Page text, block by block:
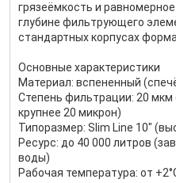
грязеёмкость и
глубине фильтрующего
стандартных корпусах
Основные характеристики
Материал: вспененный
Степень фильтрации: 20
крупнее 20 микрон)
Типоразмер: Slim Line 10″
Ресурс: до 40 000 литров
воды)
Рабочая температура: от